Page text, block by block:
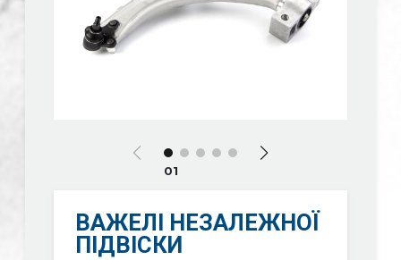
01
ВАЖЕЛІ НЕЗАЛЕЖНОЇ
ПІДВІСКИ